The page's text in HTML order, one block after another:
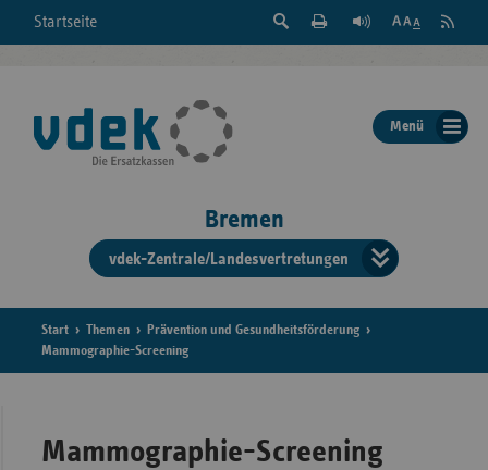
Startseite
Suche
der
Seite
Feed
Menü
Bremen
vdek-Zentrale/Landesvertretungen
der
Start Themen
Prävention und Gesundheitsförderung
Mammographie-Screening
Mammographie-Screening